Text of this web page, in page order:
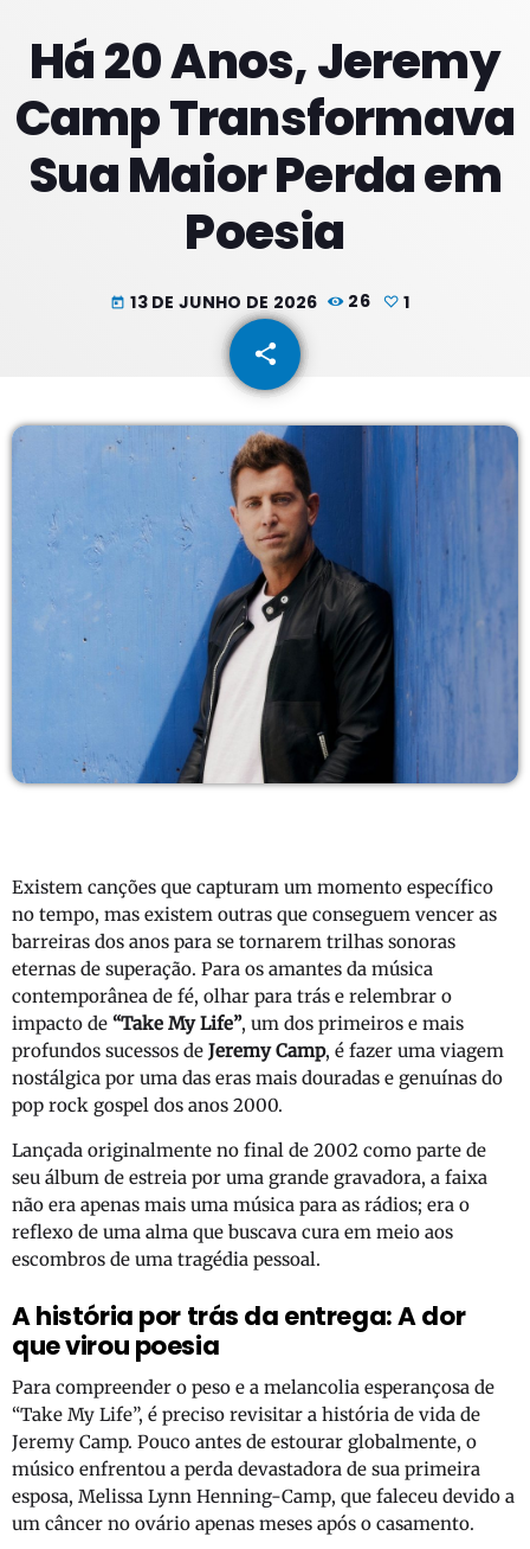
Tardes
COM RODRIGÃO
14:00 - 17:59
Noites
18:00 - 21:59
Noite Maior
COM ERICA
22:00 - 23:59
Há 20 Anos, Jeremy
Camp Transformava
Sua Maior Perda em
Poesia
today 13 DE JUNHO DE 2026 26 1
share
email
Existem canções que capturam um momento específico
no tempo, mas existem outras que conseguem vencer as
barreiras dos anos para se tornarem trilhas sonoras
eternas de superação. Para os amantes da música
contemporânea de fé, olhar para trás e relembrar o
impacto de “Take My Life”, um dos primeiros e mais
profundos sucessos de Jeremy Camp, é fazer uma viagem
nostálgica por uma das eras mais douradas e genuínas do
pop rock gospel dos anos 2000.
Lançada originalmente no final de 2002 como parte de
seu álbum de estreia por uma grande gravadora, a faixa
não era apenas mais uma música para as rádios; era o
reflexo de uma alma que buscava cura em meio aos
escombros de uma tragédia pessoal.
A história por trás da entrega: A dor
que virou poesia
Para compreender o peso e a melancolia esperançosa de
“Take My Life”, é preciso revisitar a história de vida de
Jeremy Camp. Pouco antes de estourar globalmente, o
músico enfrentou a perda devastadora de sua primeira
esposa, Melissa Lynn Henning-Camp, que faleceu devido a
um câncer no ovário apenas meses após o casamento.